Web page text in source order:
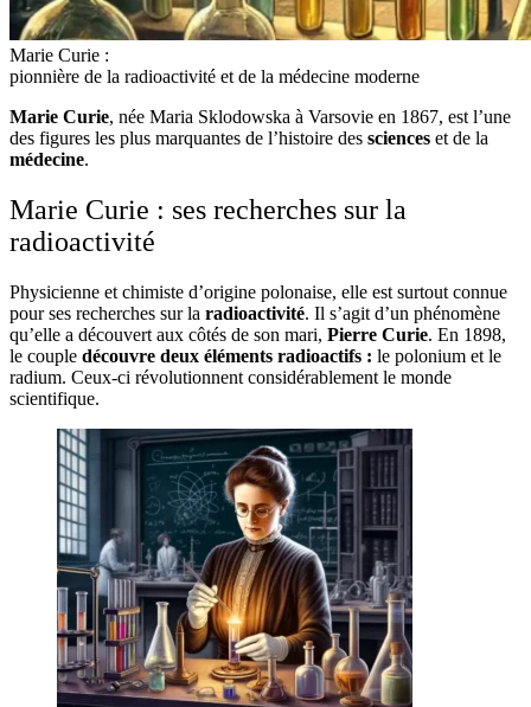
Marie Curie :
pionnière de la radioactivité et de la médecine moderne
Marie Curie, née Maria Sklodowska à Varsovie en 1867, est l’une
des figures les plus marquantes de l’histoire des sciences et de la
médecine.
Marie Curie : ses recherches sur la
radioactivité
Physicienne et chimiste d’origine polonaise, elle est surtout connue
pour ses recherches sur la radioactivité. Il s’agit d’un phénomène
qu’elle a découvert aux côtés de son mari, Pierre Curie. En 1898,
le couple découvre deux éléments radioactifs : le polonium et le
radium. Ceux-ci révolutionnent considérablement le monde
scientifique.